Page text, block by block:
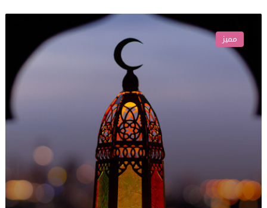
تناولها
في
السحور
لضمان
الشبع
والنشاط
مميز